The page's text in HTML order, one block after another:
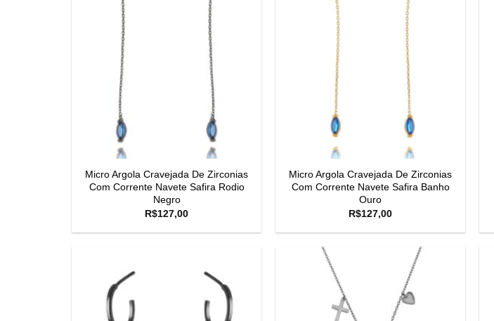
Micro Argola Cravejada De Zirconias
Com Corrente Navete Safira Rodio
Negro
R$127,00
Micro Argola Cravejada De Zirconias
Com Corrente Navete Safira Banho
Ouro
R$127,00